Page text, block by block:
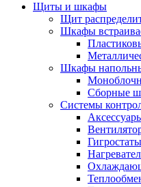
Щиты и шкафы
Щит
Шкафы
Шкафы
Сборные
Системы
Гигростаты